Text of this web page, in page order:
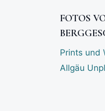
FOTOS
Prints und
Allgäu